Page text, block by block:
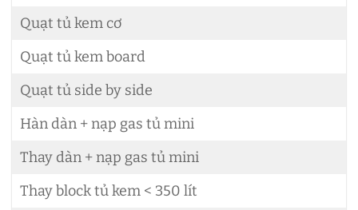
Quạt tủ kem cơ
Quạt tủ kem board
Quạt tủ side by side
Hàn dàn + nạp gas tủ mini
Thay dàn + nạp gas tủ mini
Thay block tủ kem < 350 lít